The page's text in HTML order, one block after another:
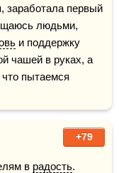
заработала первый
людьми,
и поддержку
чашей в руках, а
пытаемся
+79
в радость.